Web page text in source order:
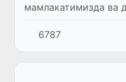
мамлакатимизда ва
пандемияси билан
авлодни соғлиғини
Президент
6787